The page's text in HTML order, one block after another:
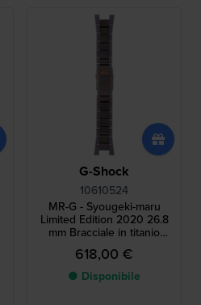
G-Shock
10610524
MR-G - Syougeki-maru
Limited Edition 2020 26.8
mm Bracciale in titanio
placcato ION bronzo
618,00 €
● Disponibile